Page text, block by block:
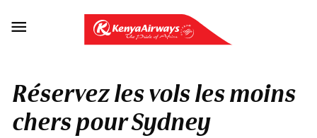

Réservez les vols les moins
chers pour Sydney